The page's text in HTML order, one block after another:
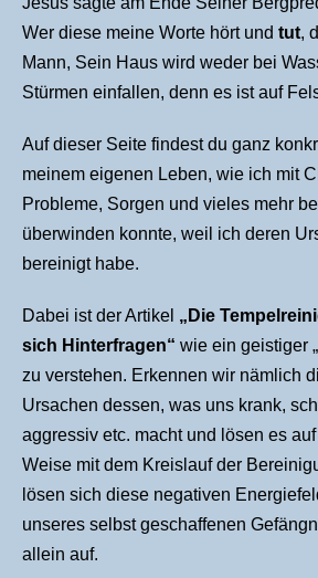
Wer diese meine Worte hört und tut,
Mann, Sein Haus wird weder bei
Stürmen einfallen, denn es ist auf
Auf dieser Seite findest du ganz
meinem eigenen Leben, wie ich mit
Probleme, Sorgen und vieles mehr
überwinden konnte, weil ich deren
bereinigt habe.
Dabei ist der Artikel „ Die
sich Hinterfragen“ wie ein geistiger
zu verstehen. Erkennen wir nämlich
Ursachen dessen, was uns krank,
aggressiv etc. macht und lösen es
Weise mit dem Kreislauf der
lösen sich diese negativen
unseres selbst geschaffenen
allein auf.